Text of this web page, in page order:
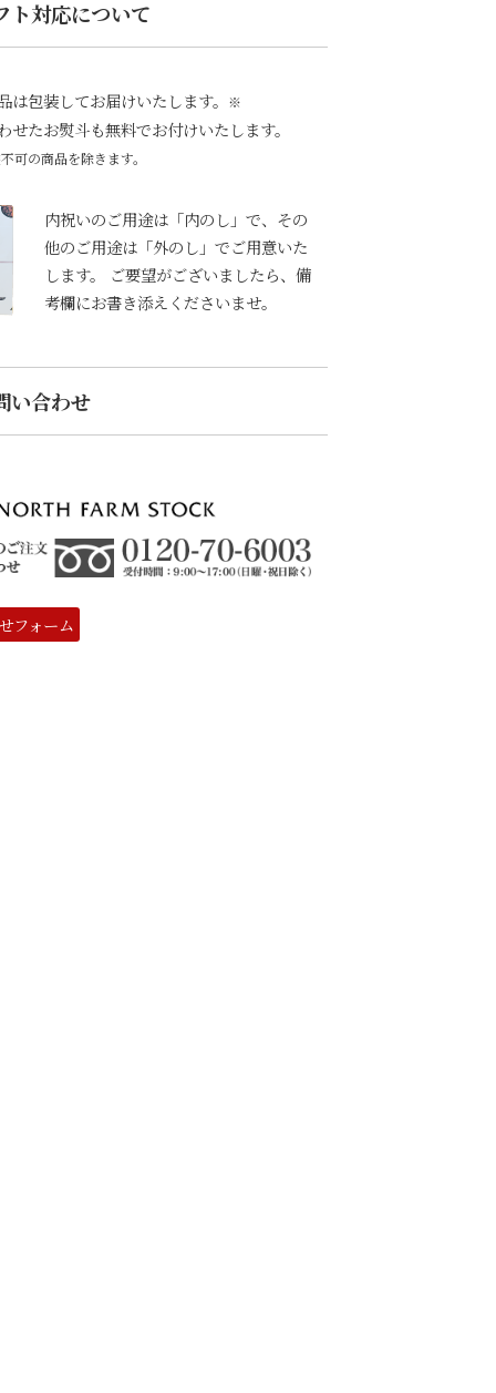
ト対応について
は包装してお届けいたします。 ※
せたお熨斗も無料でお付けいたします。
可の商品を除きます。
内祝いのご用途は「内のし」で、その
他のご用途は「外のし」でご用意いた
します。 ご要望がございましたら、備
考欄にお書き添えくださいませ。
い合わせ
フォーム